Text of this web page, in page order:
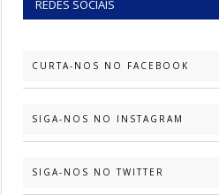
REDES SOCIAIS
CURTA-NOS NO FACEBOOK
SIGA-NOS NO INSTAGRAM
SIGA-NOS NO TWITTER